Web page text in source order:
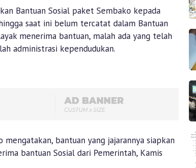
Bantuan Sosial paket Sembako kepada
saat ini belum tercatat dalam Bantuan
menerima bantuan, malah ada yang telah
administrasi kependudukan.
mengatakan, bantuan yang jajarannya siapkan
bantuan Sosial dari Pemerintah, Kamis